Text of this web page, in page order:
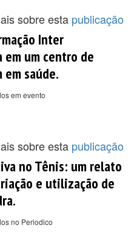
sobre esta publicação
Inter
um centro de
saúde.
em evento
sobre esta publicação
no Tênis: um relato
e utilização de
no Periodico